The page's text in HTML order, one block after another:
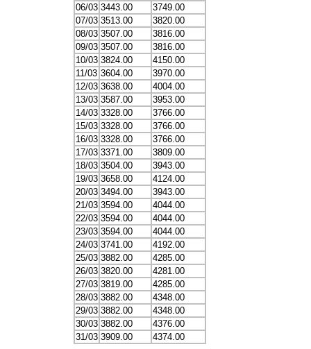
06/03 3443.00
3749.00
07/03 3513.00
3820.00
08/03 3507.00
3816.00
09/03 3507.00
3816.00
10/03 3824.00
4150.00
11/03 3604.00
3970.00
12/03 3638.00
4004.00
13/03 3587.00
3953.00
14/03 3328.00
3766.00
15/03 3328.00
3766.00
16/03 3328.00
3766.00
17/03 3371.00
3809.00
18/03 3504.00
3943.00
19/03 3658.00
4124.00
20/03 3494.00
3943.00
21/03 3594.00
4044.00
22/03 3594.00
4044.00
23/03 3594.00
4044.00
24/03 3741.00
4192.00
25/03 3882.00
4285.00
26/03 3820.00
4281.00
27/03 3819.00
4285.00
28/03 3882.00
4348.00
29/03 3882.00
4348.00
30/03 3882.00
4376.00
31/03 3909.00 4374.00